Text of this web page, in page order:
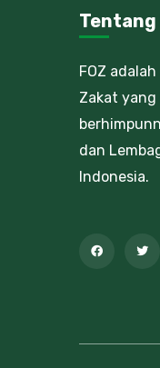
Tentang
FOZ
Zakat
dan
Indonesia.